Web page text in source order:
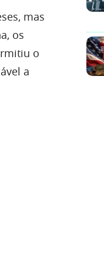
mas
os
o
a